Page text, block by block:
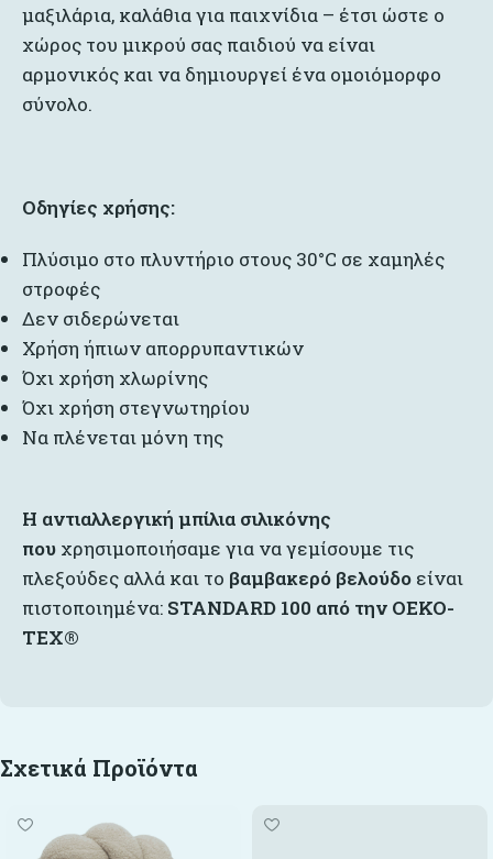
μαξιλάρια, καλάθια για παιχνίδια – έτσι ώστε ο
χώρος του μικρού σας παιδιού να είναι
αρμονικός και να δημιουργεί ένα ομοιόμορφο
σύνολο.
Οδηγίες χρήσης:
Πλύσιμο στο πλυντήριο στους 30°C σε χαμηλές
στροφές
Δεν σιδερώνεται
Χρήση ήπιων απορρυπαντικών
Όχι χρήση χλωρίνης
Όχι χρήση στεγνωτηρίου
Να πλένεται μόνη της
Η αντιαλλεργική μπίλια σιλικόνης
που χρησιμοποιήσαμε για να γεμίσουμε τις
πλεξούδες αλλά και το βαμβακερό βελούδο είναι
πιστοποιημένα: STANDARD 100 από την OEKO-
TEX®
Σχετικά Προϊόντα